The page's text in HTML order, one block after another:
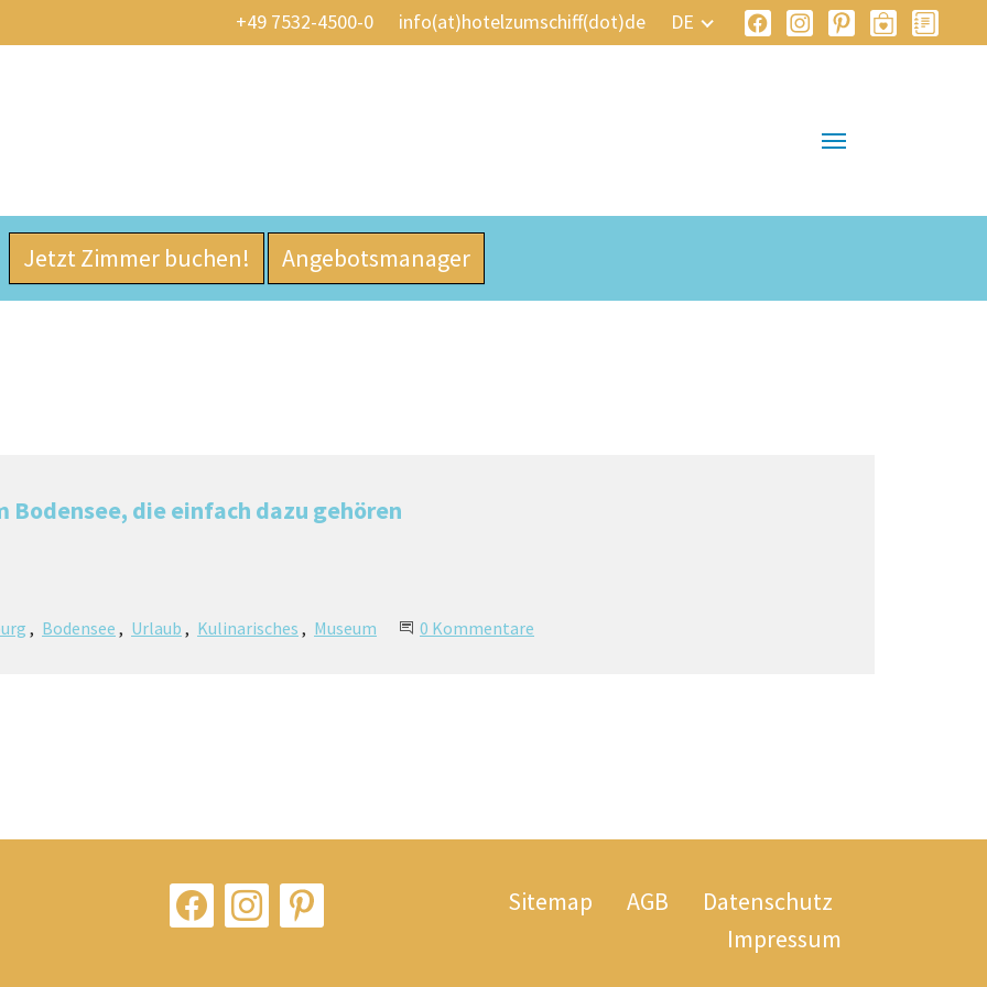
+49 7532-4500-0 info(at)hotelzumschiff(dot)de DE
Jetzt Zimmer buchen! Angebotsmanager
Bodensee, die einfach dazu gehören
Bodensee Urlaub Kulinarisches Museum 0 Kommentare
Sitemap AGB
Datenschutz
Impressum